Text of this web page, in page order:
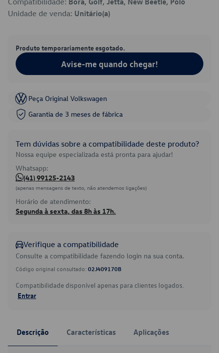
Unidade de venda: Unitário(a)
Produto temporariamente esgotado.
Avise-me quando chegar!
Peça Original Volkswagen
Garantia de 3 meses de fábrica
Tem dúvidas sobre a compatibilidade deste produto?
Nossa equipe especializada está pronta para ajudar!
Whatsapp:
(41) 99125-2143
(apenas mensagens de texto, não atendemos ligações)
Horário de atendimento:
Segunda à sexta, das 8h às 17h.
Verifique a compatibilidade
Consulte a compatibilidade fazendo login na sua conta.
Código original consultado: 02J409170B
Compatibilidade disponível apenas para clientes logados.
Entrar
Descrição Características Aplicações